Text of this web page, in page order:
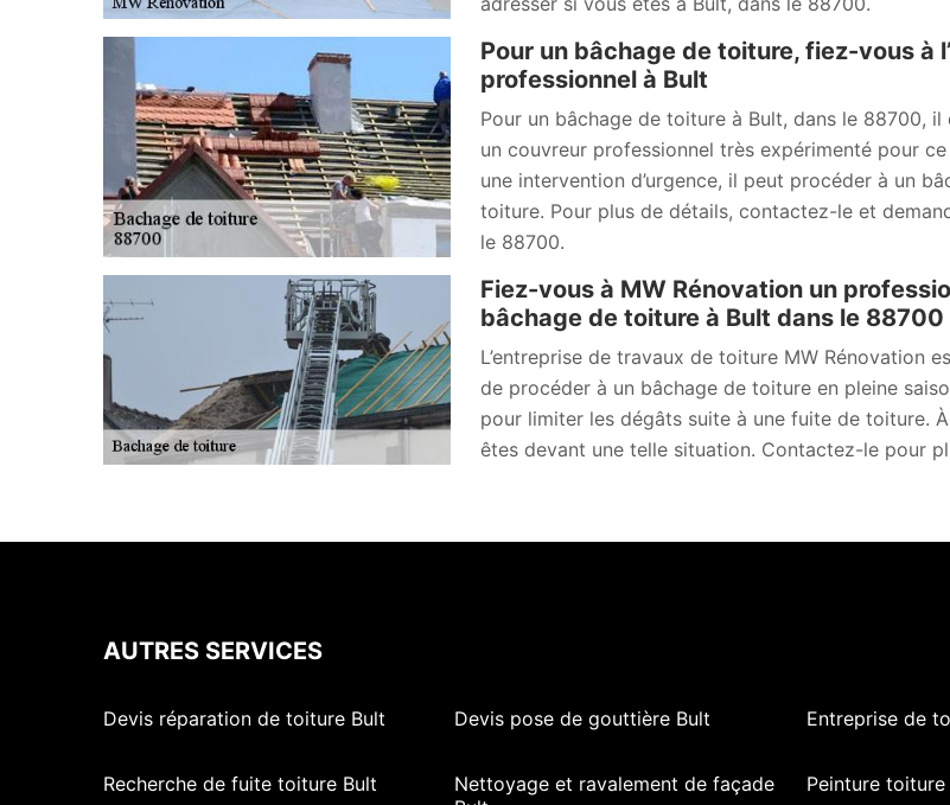
Pour un bâchage de toiture, fiez-vous à
professionnel à Bult
Pour un bâchage de toiture à Bult, dans le 88700,
un couvreur professionnel très expérimenté pour
une intervention d’urgence, il peut procéder à un
toiture. Pour plus de détails, contactez-le et
le 88700.
Fiez-vous à MW Rénovation un
bâchage de toiture à Bult dans le 88700
L’entreprise de travaux de toiture MW Rénovation
de procéder à un bâchage de toiture en pleine
pour limiter les dégâts suite à une fuite de toiture.
êtes devant une telle situation. Contactez-le pour
AUTRES SERVICES
Devis réparation de toiture Bult Devis pose de gouttière Bult Entreprise de
Recherche de fuite toiture Bult
Nettoyage et ravalement de façade
Peinture toiture